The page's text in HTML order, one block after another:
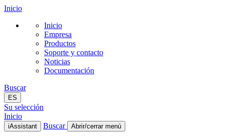
Inicio
Inicio
Empresa
Productos
Soporte y contacto
Noticias
Documentación
Buscar
ES
Su selección
Inicio
iAssistant Buscar Abrir/cerrar menú